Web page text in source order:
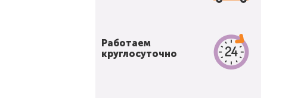
Работаем
круглосуточно